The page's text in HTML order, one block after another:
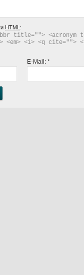
HTML :
title=""> <acronym
<em> <i> <q cite="">
E-Mail: *